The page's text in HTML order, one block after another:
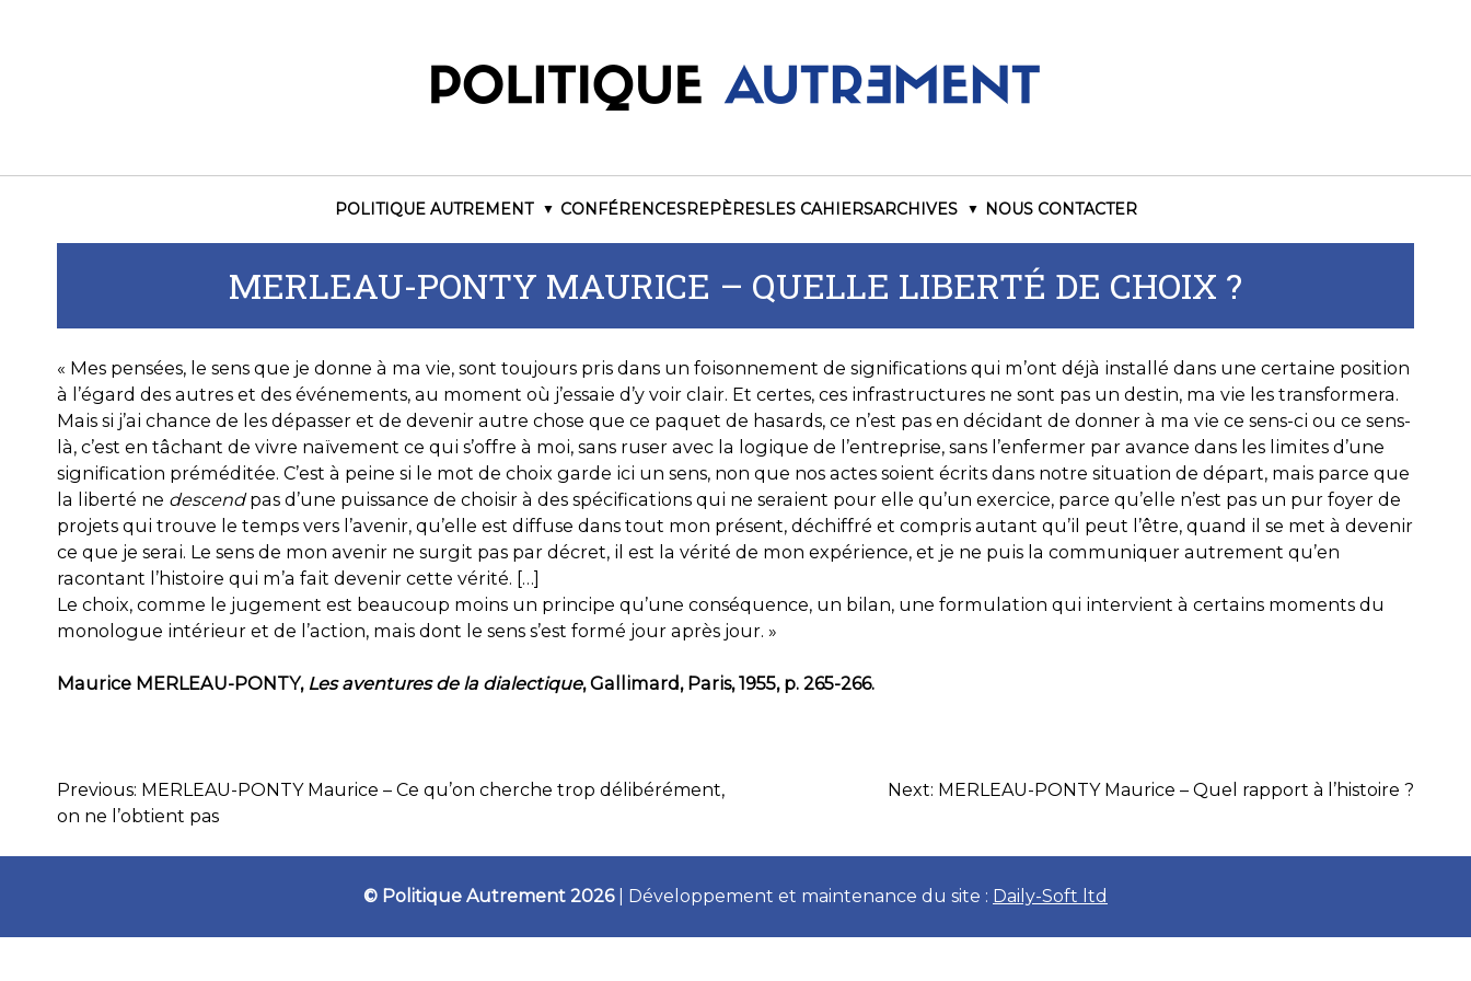
POLITIQUE AUTREMENT CONFÉRENCESREPÈRESLES CAHIERSARCHIVES NOUS CONTACTER
MERLEAU-PONTY MAURICE – QUELLE LIBERTÉ DE CHOIX ?
« Mes pensées, le sens que je donne à ma vie, sont toujours pris dans un foisonnement de significations qui m’ont déjà installé dans une certaine position
à l’égard des autres et des événements, au moment où j’essaie d’y voir clair. Et certes, ces infrastructures ne sont pas un destin, ma vie les transformera.
Mais si j’ai chance de les dépasser et de devenir autre chose que ce paquet de hasards, ce n’est pas en décidant de donner à ma vie ce sens-ci ou ce sens-
là, c’est en tâchant de vivre naïvement ce qui s’offre à moi, sans ruser avec la logique de l’entreprise, sans l’enfermer par avance dans les limites d’une
signification préméditée. C’est à peine si le mot de choix garde ici un sens, non que nos actes soient écrits dans notre situation de départ, mais parce que
la liberté ne descendpas d’une puissance de choisir à des spécifications qui ne seraient pour elle qu’un exercice, parce qu’elle n’est pas un pur foyer de
projets qui trouve le temps vers l’avenir, qu’elle est diffuse dans tout mon présent, déchiffré et compris autant qu’il peut l’être, quand il se met à devenir
ce que je serai. Le sens de mon avenir ne surgit pas par décret, il est la vérité de mon expérience, et je ne puis la communiquer autrement qu’en
racontant l’histoire qui m’a fait devenir cette vérité. […]
Le choix, comme le jugement est beaucoup moins un principe qu’une conséquence, un bilan, une formulation qui intervient à certains moments du
monologue intérieur et de l’action, mais dont le sens s’est formé jour après jour. »
Maurice MERLEAU-PONTY, Les aventures de la dialectique, Gallimard, Paris, 1955, p. 265-266.
NAVIGATION
DE
Previous: MERLEAU-PONTY Maurice – Ce qu’on cherche trop délibérément,
on ne l’obtient pas
Next: MERLEAU-PONTY Maurice – Quel rapport à l’histoire ?
© Politique Autrement 2026 Développement et maintenance du site : Daily-Soft ltd